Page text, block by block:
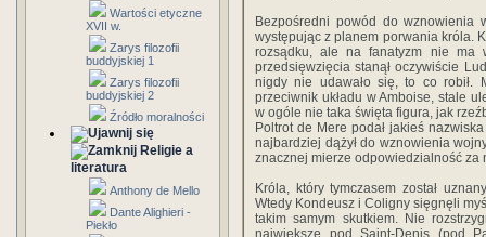
Wartości etyczne
XVII w.
Zarys filozofii
buddyjskiej 1
Zarys filozofii
buddyjskiej 2
Źródło moralności
Religie a
literatura
Anthony de Mello
Dante Alighieri -
Piekło
Bezpośredni powód do
występując z planem porwania króla.
rozsądku, ale na fanatyzm nie ma
przedsięwzięcia stanął oczywiście
nigdy nie udawało się, to co robił.
przeciwnik układu w Amboise, stale
w ogóle nie taka święta figura, jak
Poltrot de Mere podał jakieś
najbardziej dążył do wznowienia
znacznej mierze odpowiedzialność za
Króla, który tymczasem został
Wtedy Kondeusz i Coligny sięgnęli
takim samym skutkiem. Nie
największe pod Saint-Denis (pod